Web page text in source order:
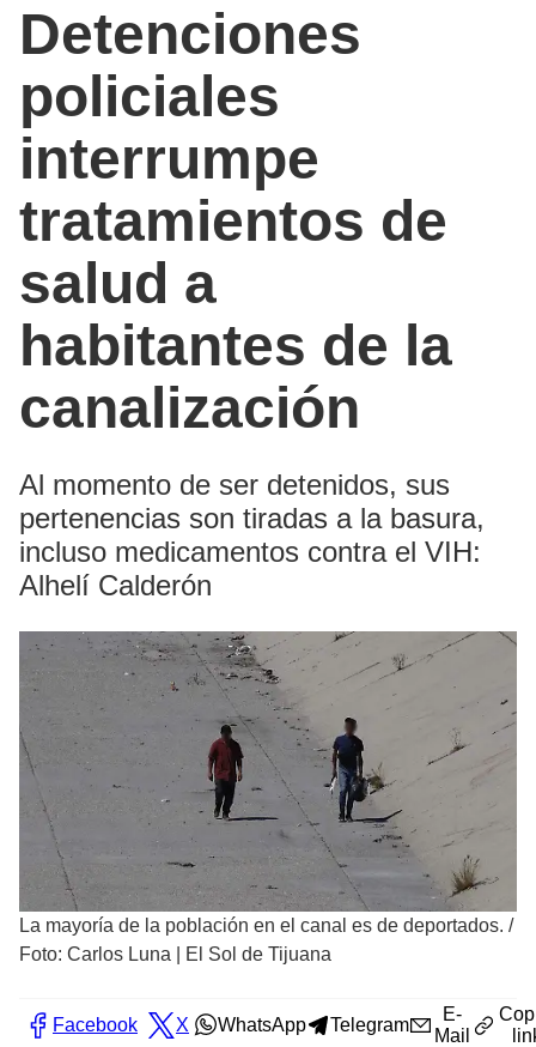
Detenciones
policiales
interrumpe
tratamientos de
salud a
habitantes de la
canalización
Al momento de ser detenidos, sus
pertenencias son tiradas a la basura,
incluso medicamentos contra el VIH:
Alhelí Calderón
La mayoría de la población en el canal es de deportados. /
Foto: Carlos Luna | El Sol de Tijuana
Facebook X WhatsApp Telegram
E-
Mail